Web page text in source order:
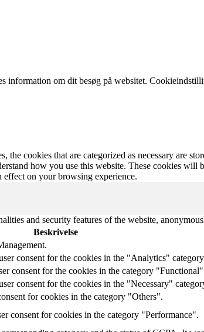
information om dit besøg på websitet.
cookies that are categorized as necessary are
how you use this website. These cookies
effect on your browsing experience.
and security features of the website,
Beskrivelse
consent for the cookies in the "Analytics"
consent for the cookies in the category
consent for the cookies in the "Necessary"
for cookies in the category "Others".
consent for cookies in the category "Performance".